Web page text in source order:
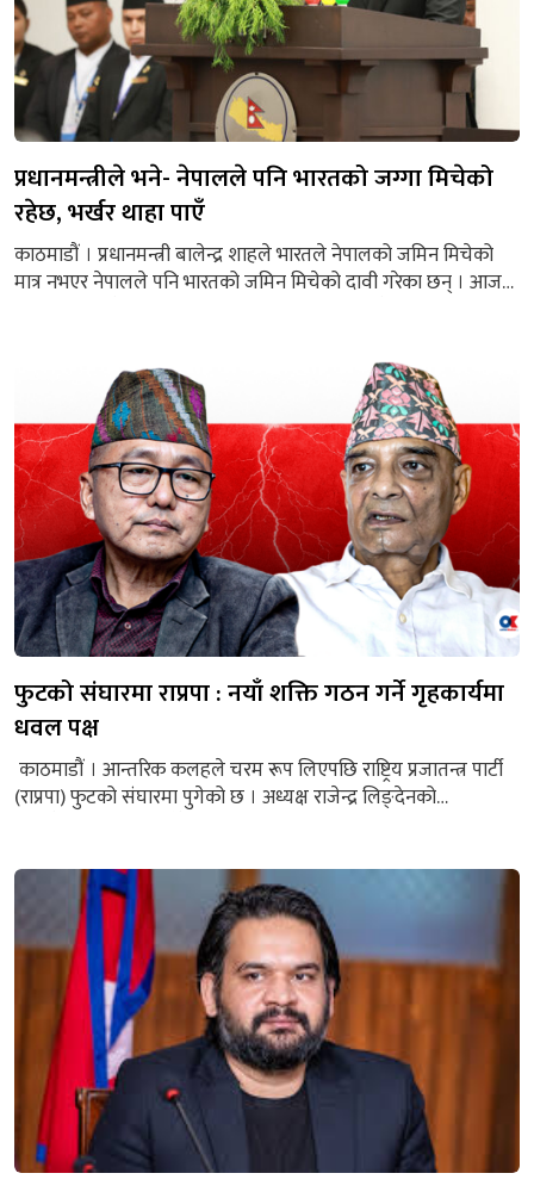
प्रधानमन्त्रीले भने- नेपालले पनि भारतको जग्गा मिचेको
रहेछ, भर्खर थाहा पाएँ
काठमाडौं । प्रधानमन्त्री बालेन्द्र शाहले भारतले नेपालको जमिन मिचेको
मात्र नभएर नेपालले पनि भारतको जमिन मिचेको दावी गरेका छन् । आज
थाहा पाएँ । भारतले मात्र नभएर नेपालले पनि भारतको जग्गा मिचेको रहेछ...
फुटको संघारमा राप्रपा : नयाँ शक्ति गठन गर्ने गृहकार्यमा
धवल पक्ष
काठमाडौं । आन्तरिक कलहले चरम रूप लिएपछि राष्ट्रिय प्रजातन्त्र पार्टी
(राप्रपा) फुटको संघारमा पुगेको छ । अध्यक्ष राजेन्द्र लिङ्देनको
धवलशमशेर राणाले नयाँ अभियान घोषणा गरी नयाँ शक्ति गठन गर्ने पहल
सुरु गरेका छन । राप्रपाको...